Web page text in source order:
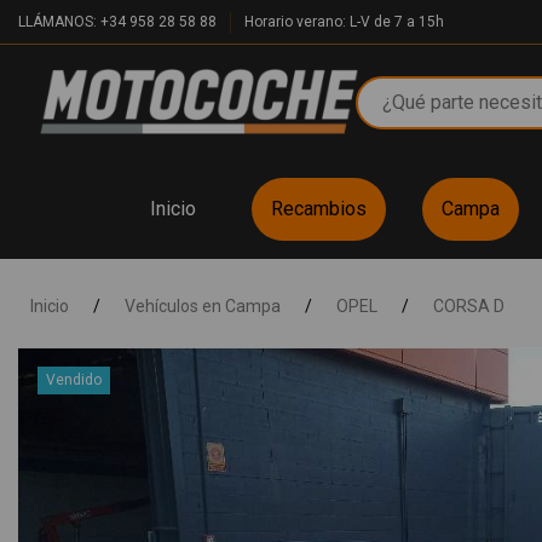
LLÁMANOS: +34 958 28 58 88 Horario verano: L-V de 7 a 15h
Inicio Recambios Campa
Inicio / Vehículos en Campa / OPEL / CORSA D
Vendido